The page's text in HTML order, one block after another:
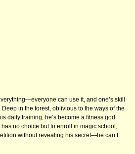
can use it, and one’s skill
in the forest, oblivious to the ways of the
daily training, he’s become a fitness god.
no choice but to enroll in magic school,
without revealing his secret—he can’t